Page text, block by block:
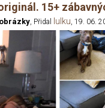
15+
, Přidal lulku, 19. 06.